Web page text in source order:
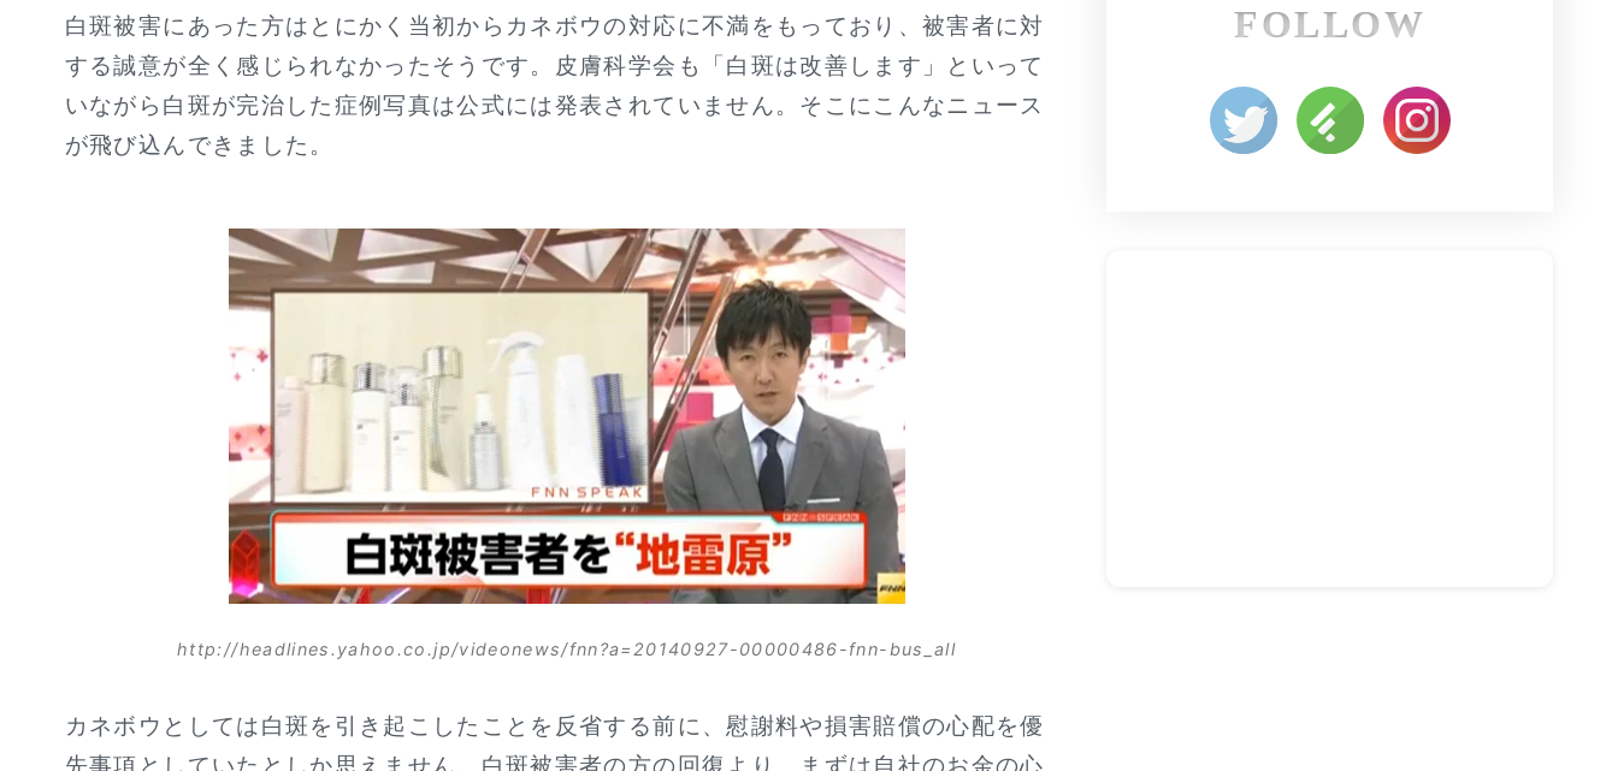
白斑被害にあった方はとにかく当初からカネボウの対応に不満をもっており、被害者に対
する誠意が全く感じられなかったそうです。皮膚科学会も「白斑は改善します」といって
いながら白斑が完治した症例写真は公式には発表されていません。そこにこんなニュース
が飛び込んできました。
http://headlines.yahoo.co.jp/videonews/fnn?a=20140927-00000486-fnn-bus_all
カネボウとしては白斑を引き起こしたことを反省する前に、慰謝料や損害賠償の心配を優
FOLLOW